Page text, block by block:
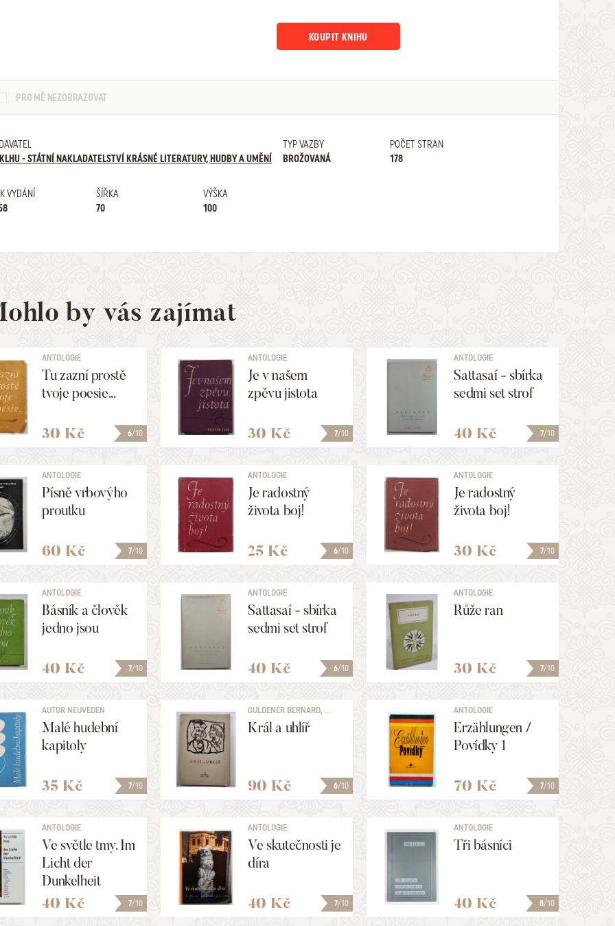
KOUPIT KNIHU
PRO MĚ NEZOBRAZOVAT
- STÁTNÍ NAKLADATELSTVÍ KRÁSNÉ LITERATURY, HUDBY A UMĚNÍ
TYP VAZBY
BROŽOVANÁ
POČET STRAN
178
VYDÁNÍ
ŠÍŘKA
70
VÝŠKA
100
by vás zajímat
6/10
ANTOLOGIE
Tu zazní prostě
tvoje poesie...
30 Kč 7/10
ANTOLOGIE
Je v našem
zpěvu jistota
30 Kč 7/10
ANTOLOGIE
Sattasaí - sbírka
sedmi set strof
40 Kč
7/10
ANTOLOGIE
Písně vrbovýho
proutku
60 Kč 6/10
ANTOLOGIE
Je radostný
života boj!
25 Kč 7/10
ANTOLOGIE
Je radostný
života boj!
30 Kč
7/10
ANTOLOGIE
Básník a člověk
jedno jsou
40 Kč 6/10
ANTOLOGIE
Sattasaí - sbírka
sedmi set strof
40 Kč 7/10
ANTOLOGIE
Růže ran
30 Kč
7/10
AUTOR NEUVEDEN
Malé hudební
kapitoly
35 Kč 6/10
GULDENER BERNARD, ...
Král a uhlíř
90 Kč 7/10
ANTOLOGIE
Erzählungen /
Povídky 1
70 Kč
7/10
ANTOLOGIE
Ve světle tmy. Im
Licht der
Dunkelheit
40 Kč 7/10
ANTOLOGIE
Ve skutečnosti je
díra
40 Kč 8/10
ANTOLOGIE
Tři básníci
40 Kč